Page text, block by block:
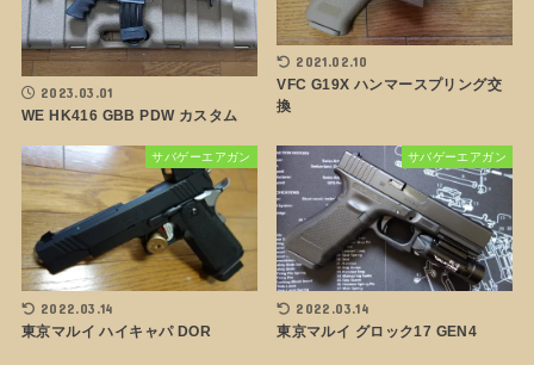
2023.03.01
WE HK416 GBB PDW カスタム
2021.02.10
VFC G19X ハンマースプリング交
換
サバゲーエアガン
2022.03.14
東京マルイ ハイキャパ DOR
サバゲーエアガン
2022.03.14
東京マルイ グロック17 GEN4